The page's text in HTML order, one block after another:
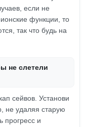
если не
функции, то
так что будь на
не слетели
сейвов. Установи
не удаляя старую
прогресс и